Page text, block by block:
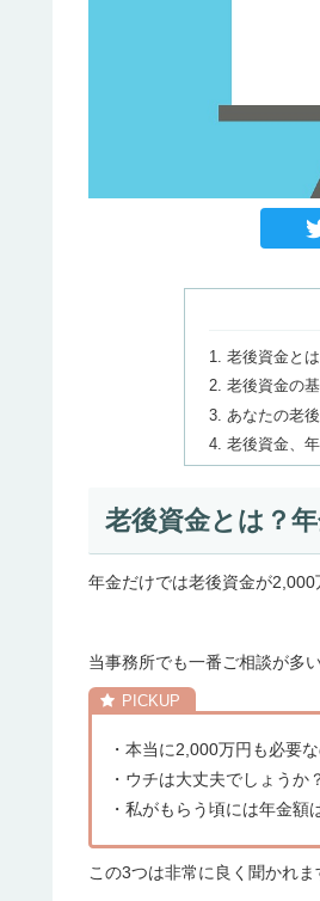
老後資金と
老後資金の
あなたの老
老後資金、
老後資金とは？
年金だけでは老後資金が
当事務所でも一番ご相談が多
・本当に2,000万円も必要
・ウチは大丈夫でしょうか
・私がもらう頃には年金額
この3つは非常に良く聞かれま